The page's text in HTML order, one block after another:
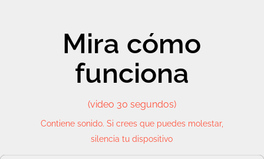
Mira cómo
funciona
(video 30 segundos)
Contiene sonido. Si crees que puedes molestar,
silencia tu dispositivo